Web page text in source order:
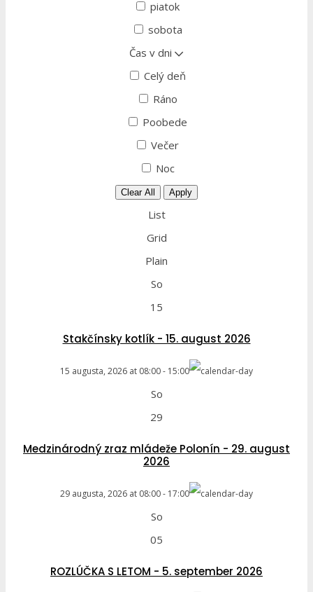
piatok
sobota
Čas v dni
Celý deň
Ráno
Poobede
Večer
Noc
Clear All Apply
List
Grid
Plain
So
15
Stakčínsky kotlík - 15. august 2026
15 augusta, 2026 at 08:00- 15:00
So
29
Medzinárodný zraz mládeže Polonín - 29. august
2026
29 augusta, 2026 at 08:00- 17:00
So
05
ROZLÚČKA S LETOM - 5. september 2026